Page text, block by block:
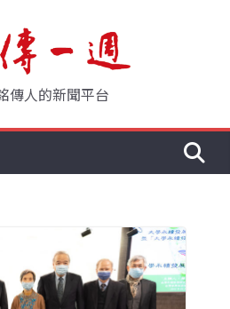
傳人的新聞平台